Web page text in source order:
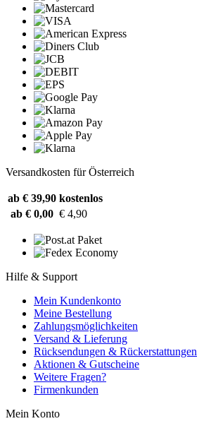
Versandkosten für Österreich
ab € 39,90 kostenlos
ab € 0,00 € 4,90
Hilfe & Support
Mein Kundenkonto
Meine Bestellung
Zahlungsmöglichkeiten
Versand & Lieferung
Rücksendungen & Rückerstattungen
Aktionen & Gutscheine
Weitere Fragen?
Firmenkunden
Mein Konto